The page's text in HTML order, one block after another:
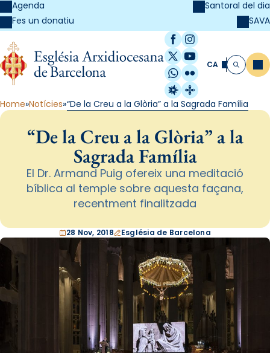
Agenda
Fes un donatiu
Santoral del dia
SAVA
Facebook
Instagram
X / Twitter
YouTube
WhatsApp
Flickr
Radio Estel
Catalunya
CA Cerca
Home Notícies “De la Creu a la Glòria” a la Sagrada Família
“De la Creu a la Glòria” a la
Sagrada Família
El Dr. Armand Puig ofereix una meditació
bíblica al temple sobre aquesta façana,
recentment finalitzada
28 Nov, 2018 Església de Barcelona